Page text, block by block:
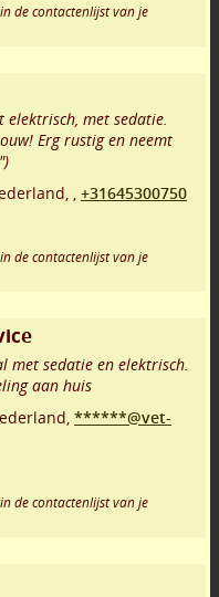
de contactenlijst van je
met sedatie.
Erg rustig en neemt
+31645300750
de contactenlijst van je
met sedatie en elektrisch.
aan huis
******@vet-
de contactenlijst van je